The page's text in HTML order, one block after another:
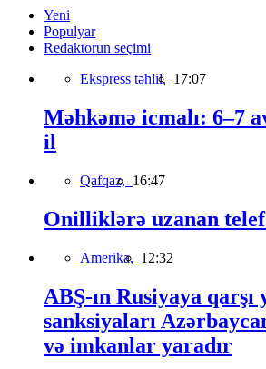
Yeni
Populyar
Redaktorun seçimi
Ekspress təhlil, 17:07
Məhkəmə icmalı: 6–7
il
Qafqaz, 16:47
Onilliklərə uzanan
Amerika, 12:32
ABŞ-ın Rusiyaya qarşı
sanksiyaları
və imkanlar yaradır